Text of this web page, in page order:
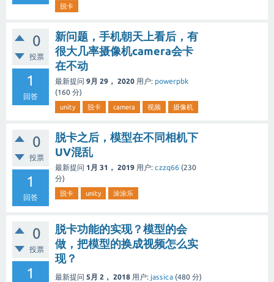
脱卡
0
投票
1
回答
新问题，手机朝天上看后，有
很大几率摄像机camera会卡
在不动
最新提问 9月 29， 2020 用户: powerpbk
(160 分)
unity 脱卡 camera 视频 摄像机
0
投票
1
回答
脱卡之后，模型在不同相机下
UV混乱
最新提问 1月 31， 2019 用户: czzq66 (230
分)
脱卡 unity 涂涂乐
0
投票
1
脱卡功能的实现？模型的会
做，把模型的换成视频怎么实
现？
最新提问 5月 2， 2018 用户: jassica (480 分)